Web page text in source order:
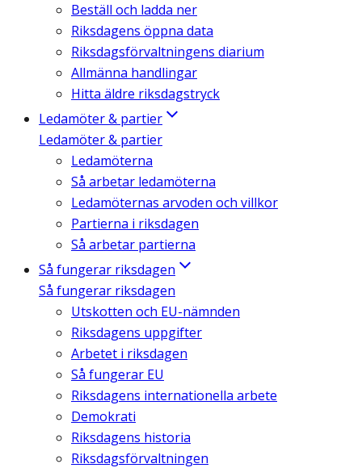
Beställ och ladda ner
Riksdagens öppna data
Riksdagsförvaltningens diarium
Allmänna handlingar
Hitta äldre riksdagstryck
Ledamöter & partier
Ledamöter & partier
Ledamöterna
Så arbetar ledamöterna
Ledamöternas arvoden och villkor
Partierna i riksdagen
Så arbetar partierna
Så fungerar riksdagen
Så fungerar riksdagen
Utskotten och EU-nämnden
Riksdagens uppgifter
Arbetet i riksdagen
Så fungerar EU
Riksdagens internationella arbete
Demokrati
Riksdagens historia
Riksdagsförvaltningen